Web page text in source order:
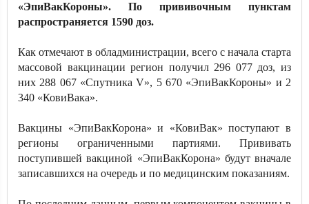
«ЭпиВакКороны». По прививочным пунктам
распространяется 1590 доз.
Как отмечают в обладминистрации, всего с начала старта
массовой вакцинации регион получил 296 077 доз, из
них 288 067 «Спутника V», 5 670 «ЭпиВакКороны» и 2
340 «КовиВака».
Вакцины «ЭпиВакКорона» и «КовиВак» поступают в
регионы ограниченными партиями. Прививать
поступившей вакциной «ЭпиВакКорона» будут вначале
записавшихся на очередь и по медицинским показаниям.